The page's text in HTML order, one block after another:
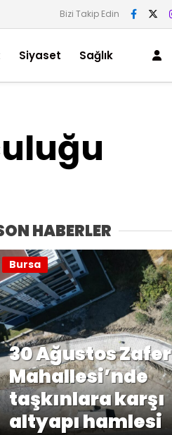
Bizi Takip Edin
Siyaset Sağlık
HABERLER
30 Ağustos Zafer
Mahallesi’nde
taşkınlara karşı
altyapı hamlesi
Bursa